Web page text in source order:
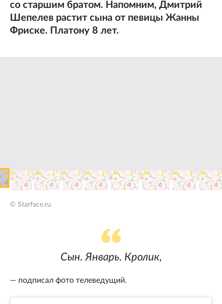
со старшим братом. Напомним, Дмитрий
Шепелев растит сына от певицы Жанны
Фриске. Платону 8 лет.
© Starface.ru
Сын. Январь. Кролик,
— подписал фото телеведущий.